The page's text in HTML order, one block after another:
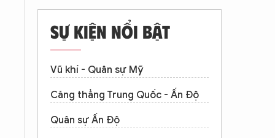
SỰ KIỆN NỔI BẬT
Vũ khí - Quân sự Mỹ
Căng thẳng Trung Quốc - Ấn Độ
Quân sự Ấn Độ